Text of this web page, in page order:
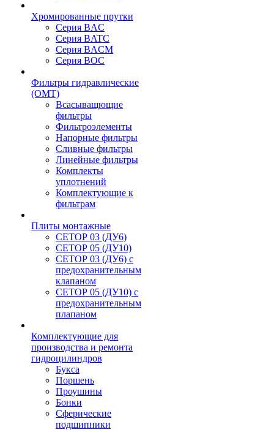
Хромированные прутки
Серия BAC
Серия BATC
Серия BACM
Серия BOC
Фильтры гидравлические
(OMT)
Всасыващющие
фильтры
Фильтроэлементы
Напорные фильтры
Сливные фильтры
Линейные фильтры
Комплекты
уплотнений
Комплектующие к
фильтрам
Плиты монтажные
CЕТОР 03 (ДУ6)
CЕТОР 05 (ДУ10)
CЕТОР 03 (ДУ6) с
предохранительным
клапаном
CЕТОР 05 (ДУ10) с
предохранительным
плапаном
Комплектующие для
производства и ремонта
гидроцилиндров
Букса
Поршень
Проушины
Бонки
Сферические
подшипники